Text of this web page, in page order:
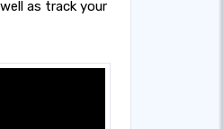
as track your